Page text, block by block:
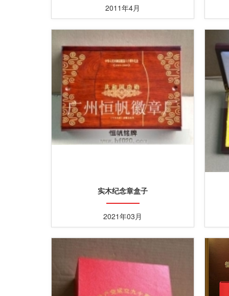
2011年4月
实木纪念章盒子
2021年03月